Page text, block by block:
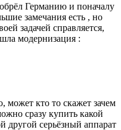
Германию и поначалу
замечания есть , но
задачей справляется,
модернизация :
может кто то скажет зачем
сразу купить какой
другой серьёзный аппарат